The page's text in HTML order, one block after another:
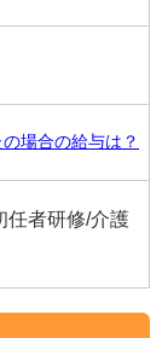
場合の給与は？
任者研修/介護